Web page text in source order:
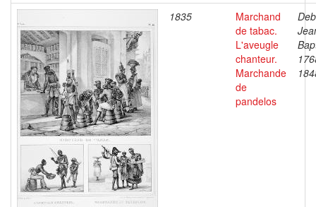
1835
Marchand
de tabac.
L'aveugle
chanteur.
Marchande
de
pandelos